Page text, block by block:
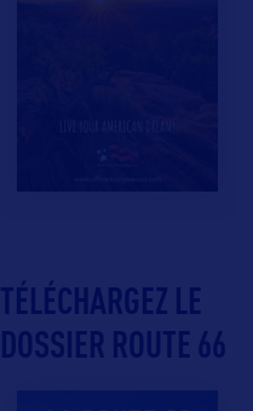
TÉLÉCHARGEZ LE
DOSSIER ROUTE 66